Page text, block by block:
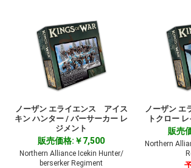
ノーザン エライエンス アイス
キン ハンター / バーサーカー レ
ジメント
販売価格:￥7,500
Northern Alliance Icekin Hunter/
berserker Regiment
ノーザン
トクロー
販売
Northern